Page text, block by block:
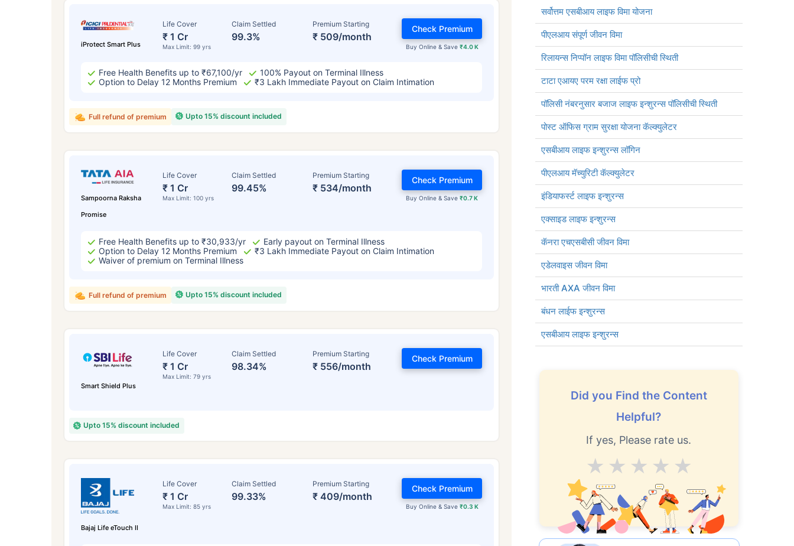
iProtect Smart Plus
Life Cover
₹ 1 Cr
Max Limit: 99 yrs
Claim Settled
99.3%
Premium Starting
₹ 509/month
Buy Online & Save ₹4.0 K
Check Premium
Free Health Benefits up to ₹67,100/yr
100% Payout on Terminal Illness
Option to Delay 12 Months Premium
₹3 Lakh Immediate Payout on Claim Intimation
Upto 15% discount included
Full refund of premium
Sampoorna Raksha
Promise
Life Cover
₹ 1 Cr
Max Limit: 100 yrs
Claim Settled
99.45%
Premium Starting
₹ 534/month
Buy Online & Save₹0.7 K
Check Premium
Free Health Benefits up to ₹30,933/yr
Early payout on Terminal Illness
Option to Delay 12 Months Premium
₹3 Lakh Immediate Payout on Claim Intimation
Waiver of premium on Terminal Illness
Upto 15% discount included
Full refund of premium
Smart Shield Plus
Life Cover
₹ 1 Cr
Max Limit: 79 yrs
Claim Settled
98.34%
Premium Starting
₹ 556/month
Check Premium
Upto 15% discount included
Bajaj Life eTouch II
Life Cover
₹ 1 Cr
Max Limit: 85 yrs
Claim Settled
99.33%
Premium Starting
₹ 409/month
Buy Online & Save ₹0.3 K
Check Premium
सर्वोत्तम एसबीआय लाइफ विमा योजना
पीएलआय संपूर्ण जीवन विमा
रिलायन्स निप्पॉन लाइफ विमा पॉलिसीची स्थिती
टाटा एआयए परम रक्षा लाईफ प्रो
पॉलिसी नंबरनुसार बजाज लाइफ इन्शुरन्स पॉलिसीची स्थिती
पोस्ट ऑफिस ग्राम सुरक्षा योजना कॅल्क्युलेटर
एसबीआय लाइफ इन्शुरन्स लॉगिन
पीएलआय मॅच्युरिटी कॅल्क्युलेटर
इंडियाफर्स्ट लाइफ इन्शुरन्स
एक्साइड लाइफ इन्शुरन्स
कॅनरा एचएसबीसी जीवन विमा
एडेलवाइस जीवन विमा
भारती AXA जीवन विमा
बंधन लाईफ इन्शुरन्स
एसबीआय लाइफ इन्शुरन्स
Did you Find the Content
Helpful?
If yes, Please rate us.
Excellent
V.Good
Good
Average
34 वर्षे